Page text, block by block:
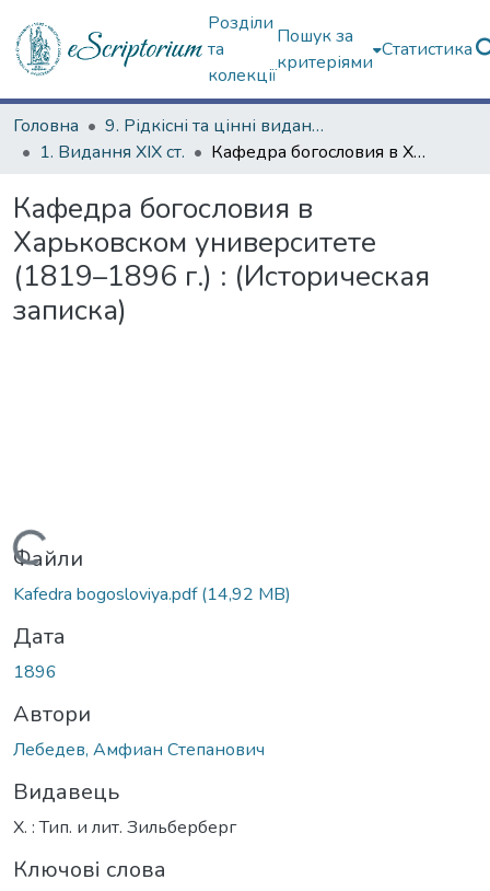
Розділи
та
колекції
Пошук за
критеріями
Статистика
Головна
9. Рідкісні та цінні видання
1. Видання ХІХ ст.
Кафедра богословия в Харьковском университете (1819–1896 г.) : (Историческая записка)
Кафедра богословия в
Харьковском университете
(1819–1896 г.) : (Историческая
записка)
Вантажиться...
Файли
Kafedra bogosloviya.pdf(14,92 MB)
Дата
1896
Автори
Лебедев, Амфиан Степанович
Видавець
Х. : Тип. и лит. Зильберберг
Ключові слова